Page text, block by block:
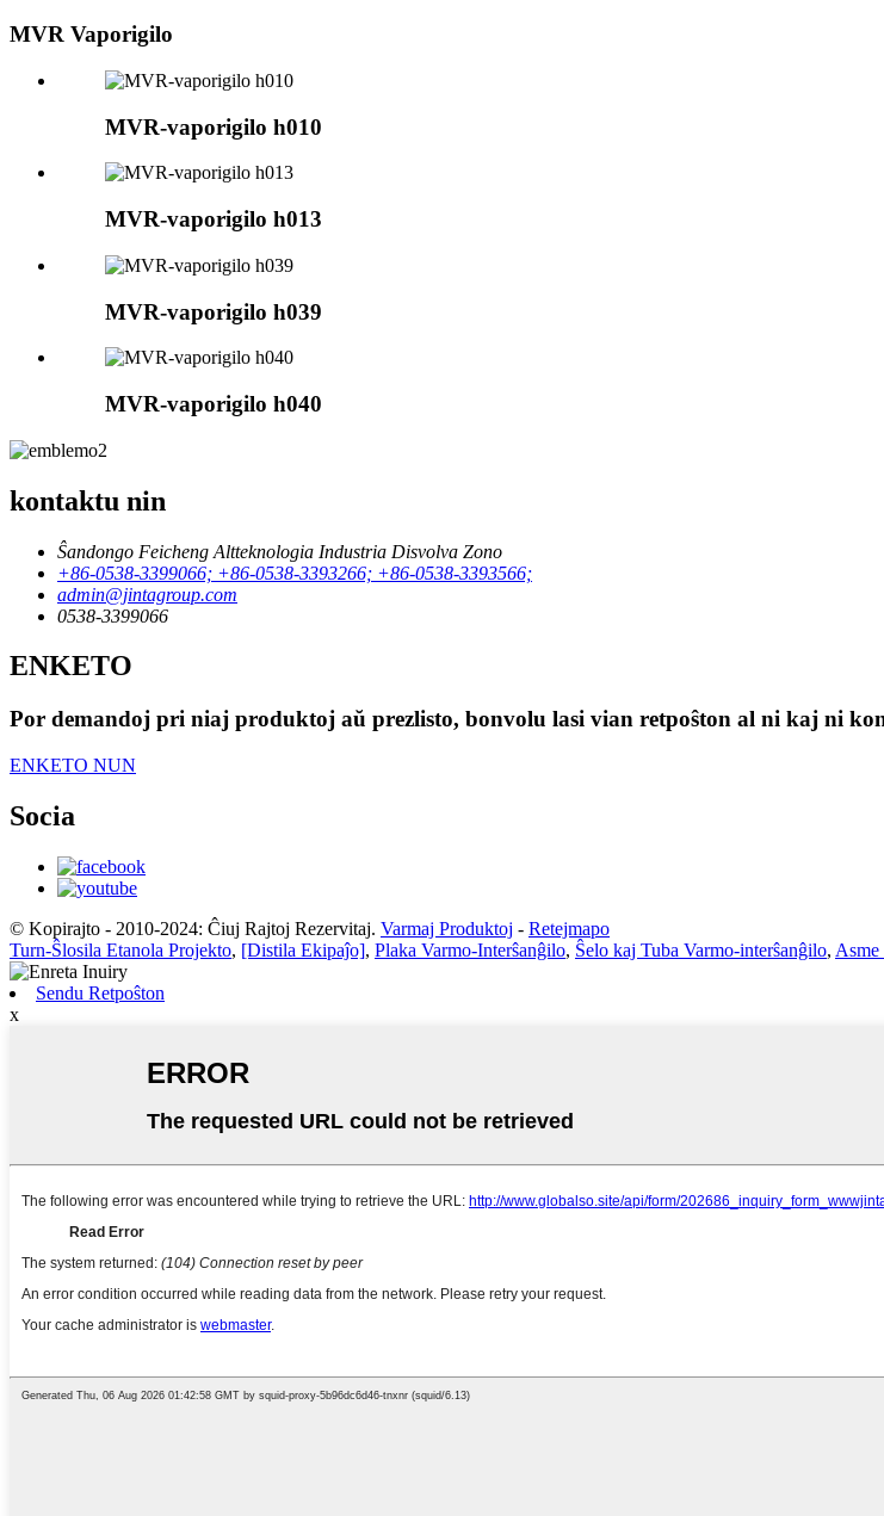
MVR Vaporigilo
MVR-vaporigilo h010
MVR-vaporigilo h013
MVR-vaporigilo h039
MVR-vaporigilo h040
kontaktu nin
Ŝandongo Feicheng Altteknologia Industria Disvolva Zono
+86-0538-3399066; +86-0538-3393266; +86-0538-3393566;
admin@jintagroup.com
0538-3399066
ENKETO
Por demandoj pri niaj produktoj aŭ prezlisto, bonvolu lasi vian retpoŝton al ni kaj ni
ENKETO NUN
Socia
© Kopirajto - 2010-2024: Ĉiuj Rajtoj Rezervitaj. Varmaj Produktoj - Retejmapo
Turn-Ŝlosila Etanola Projekto, [Distila Ekipaĵo], Plaka Varmo-Interŝanĝilo, Ŝelo kaj Tuba Varmo-interŝanĝilo, Asme
Sendu Retpoŝton
x